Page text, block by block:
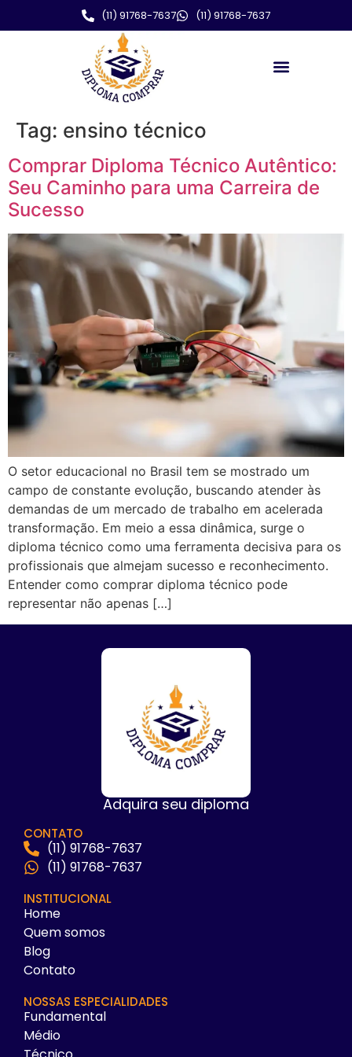
(11) 91768-7637 (11) 91768-7637
Tag: ensino técnico
Comprar Diploma Técnico Autêntico:
Seu Caminho para uma Carreira de
Sucesso
O setor educacional no Brasil tem se mostrado um
campo de constante evolução, buscando atender às
demandas de um mercado de trabalho em acelerada
transformação. Em meio a essa dinâmica, surge o
diploma técnico como uma ferramenta decisiva para os
profissionais que almejam sucesso e reconhecimento.
Entender como comprar diploma técnico pode
representar não apenas […]
Adquira seu diploma
CONTATO
(11) 91768-7637
(11) 91768-7637
INSTITUCIONAL
Home
Quem somos
Blog
Contato
NOSSAS ESPECIALIDADES
Fundamental
Médio